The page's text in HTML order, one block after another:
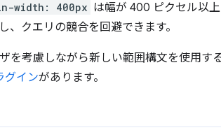
width: 400px は幅が 400 ピクセル以
クエリの競合を回避できます。
を考慮しながら新しい範囲構文を使用す
グインがあります。